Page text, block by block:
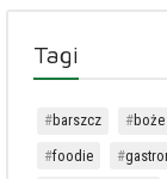
Tagi
barszcz
foodie